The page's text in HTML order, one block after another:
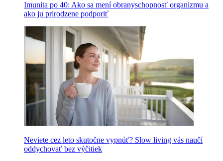
Imunita po 40: Ako sa mení obranyschopnosť organizmu a
ako ju prirodzene podporiť
Neviete cez leto skutočne vypnúť? Slow living vás naučí
oddychovať bez výčitiek